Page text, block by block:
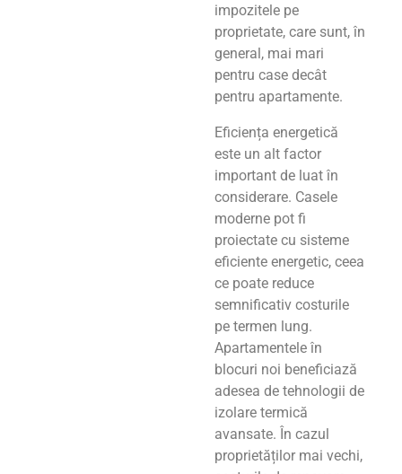
impozitele pe
proprietate, care sunt, în
general, mai mari
pentru case decât
pentru apartamente.
Eficiența energetică
este un alt factor
important de luat în
considerare. Casele
moderne pot fi
proiectate cu sisteme
eficiente energetic, ceea
ce poate reduce
semnificativ costurile
pe termen lung.
Apartamentele în
blocuri noi beneficiază
adesea de tehnologii de
izolare termică
avansate. În cazul
proprietăților mai vechi,